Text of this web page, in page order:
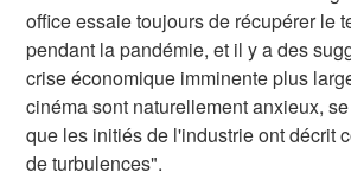
office essaie toujours de récupérer le
pendant la pandémie, et il y a des
crise économique imminente plus
cinéma sont naturellement anxieux,
que les initiés de l'industrie ont décrit
de turbulences".